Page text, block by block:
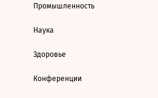
Промышленность
Наука
Здоровье
Конференции